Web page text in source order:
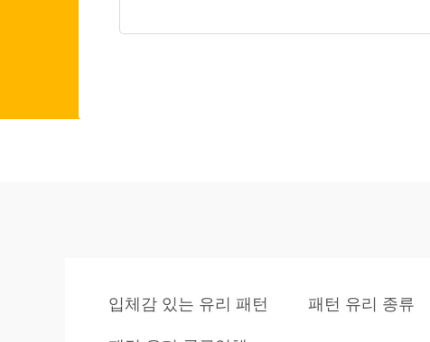
입체감 있는 유리 패턴 패턴 유리 종류